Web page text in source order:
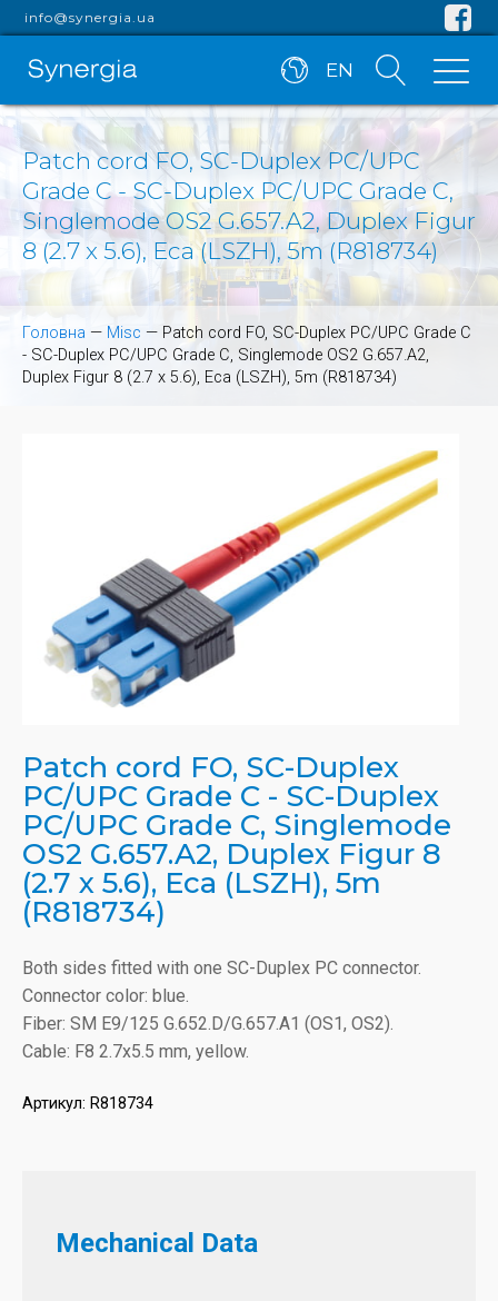
info@synergia.ua
EN
Patch cord FO, SC-Duplex PC/UPC
Grade C - SC-Duplex PC/UPC Grade C,
Singlemode OS2 G.657.A2, Duplex Figur
8 (2.7 x 5.6), Eca (LSZH), 5m (R818734)
Головна — Misc — Patch cord FO, SC-Duplex PC/UPC Grade C
- SC-Duplex PC/UPC Grade C, Singlemode OS2 G.657.A2,
Duplex Figur 8 (2.7 x 5.6), Eca (LSZH), 5m (R818734)
Patch cord FO, SC-Duplex
PC/UPC Grade C - SC-Duplex
PC/UPC Grade C, Singlemode
OS2 G.657.A2, Duplex Figur 8
(2.7 x 5.6), Eca (LSZH), 5m
(R818734)
Both sides fitted with one SC-Duplex PC connector.
Connector color: blue.
Fiber: SM E9/125 G.652.D/G.657.A1 (OS1, OS2).
Cable: F8 2.7x5.5 mm, yellow.
Артикул: R818734
Mechanical Data